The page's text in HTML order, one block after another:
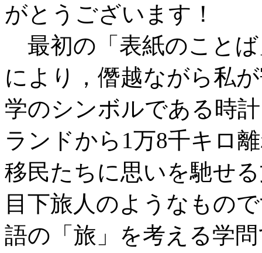
がとうございます！
最初の「表紙のこと
により，僭越ながら私
学のシンボルである時
ランドから1万8千キロ
移民たちに思いを馳せ
目下旅人のようなもの
語の「旅」を考える学